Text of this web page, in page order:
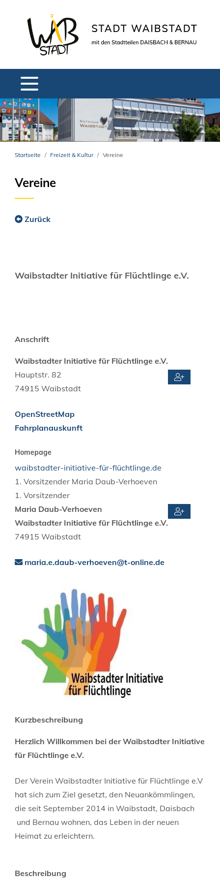
Startseite Freizeit & Kultur Vereine
Vereine
Zurück
Waibstadter Initiative für Flüchtlinge e.V.
Anschrift
Waibstadter Initiative für Flüchtlinge e.V.
Hauptstr. 82
74915 Waibstadt
OpenStreetMap
Fahrplanauskunft
Homepage
waibstadter-initiative-für-flüchtlinge.de
1. Vorsitzender Maria Daub-Verhoeven
1. Vorsitzender
Maria Daub-Verhoeven
Waibstadter Initiative für Flüchtlinge e.V.
74915 Waibstadt
maria.e.daub-verhoeven@t-online.de
Kurzbeschreibung
Herzlich Willkommen bei der Waibstadter Initiative
für Flüchtlinge e.V.
Der Verein Waibstadter Initiative für Flüchtlinge e.V
hat sich zum Ziel gesetzt, den Neuankömmlingen,
die seit September 2014 in Waibstadt, Daisbach
und Bernau wohnen, das Leben in der neuen
Heimat zu erleichtern.
Beschreibung